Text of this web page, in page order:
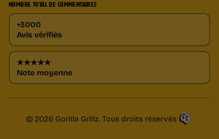
NOMBRE TOTAL DE COMMENTAIRES
+3000
Avis vérifiés
★★★★★
Note moyenne
© 2026 Gorilla Grillz. Tous droits réservés